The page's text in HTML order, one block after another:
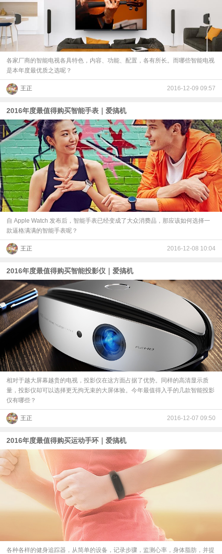
各家厂商的智能电视各具特色，内容、功能、配置，各有所长。而哪些智能电视
是本年度最优质之选呢？
王正 2016-12-09 09:57
2016年度最值得购买智能手表｜爱搞机
自 Apple Watch 发布后，智能手表已经变成了大众消费品，那应该如何选择一
款逼格满满的智能手表呢？
王正 2016-12-08 10:04
2016年度最值得购买智能投影仪｜爱搞机
相对于越大屏幕越贵的电视，投影仪在这方面占据了优势。同样的高清显示质
量，投影仪却可以选择更无拘无束的大屏体验。今年最值得入手的几款智能投影
仪有哪些？
王正 2016-12-07 09:50
2016年度最值得购买运动手环｜爱搞机
各种各样的健身追踪器，从简单的设备，记录步骤，监测心率，身体脂肪，并提